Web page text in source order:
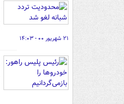
۲۱ شهریور ۰۰ - ۱۴:۰۳